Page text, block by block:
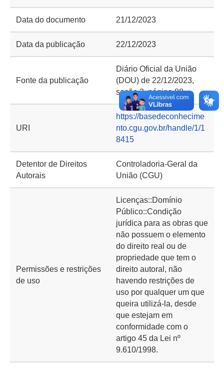
Data do documento 21/12/2023
Data da publicação 22/12/2023
Fonte da publicação
Diário Oficial da União
(DOU) de 22/12/2023,
seção 2, página 88
URI
https://basedeconhecime
nto.cgu.gov.br/handle/1/1
8415
Detentor de Direitos
Autorais
Controladoria-Geral da
União (CGU)
Permissões e restrições
de uso
Licenças::Domínio
Público::Condição
jurídica para as obras que
não possuem o elemento
do direito real ou de
propriedade que tem o
direito autoral, não
havendo restrições de
uso por qualquer um que
queira utilizá-la, desde
que estejam em
conformidade com o
artigo 45 da Lei nº
9.610/1998.